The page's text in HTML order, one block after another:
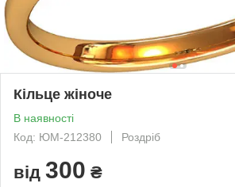
Кільце жіноче
В наявності
Код: ЮМ-212380
Роздріб
від 300 ₴